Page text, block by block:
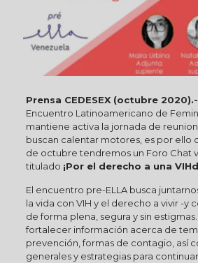
Prensa CEDESEX (octubre 2020).-
Encuentro Latinoamericano de
mantiene activa la jornada de
buscan calentar motores, es por ello
de octubre tendremos un Foro Chat
titulado ¡Por el derecho a una
El encuentro pre-ELLA busca
la vida con VIH y el derecho a vivir -y
de forma plena, segura y sin
fortalecer información acerca de
prevención, formas de contagio, así
generales y estrategias para